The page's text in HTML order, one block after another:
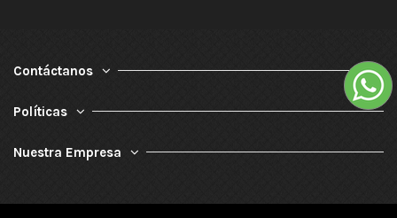
Contáctanos
Políticas
Nuestra Empresa